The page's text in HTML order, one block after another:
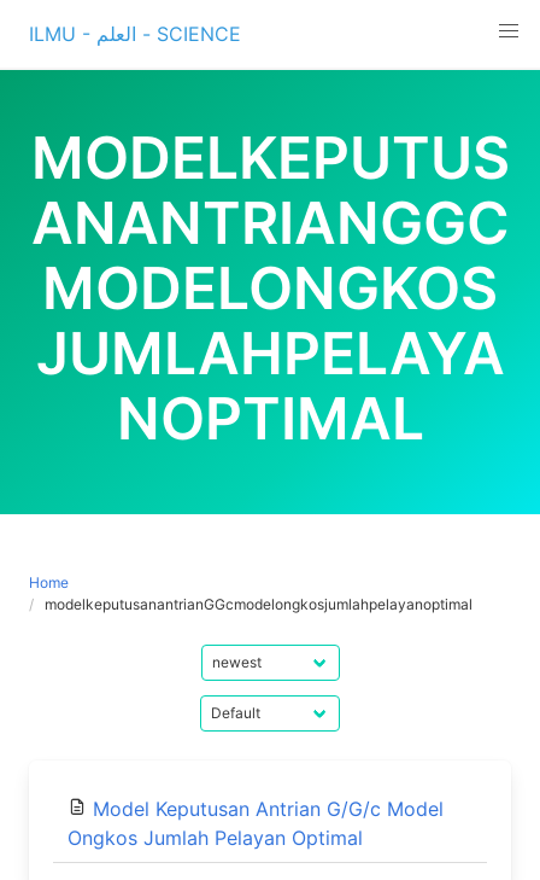
content
ILMU - العلم - SCIENCE
MODELKEPUTUS
ANANTRIANGGC
MODELONGKOS
JUMLAHPELAYA
NOPTIMAL
Home
modelkeputusanantrianGGcmodelongkosjumlahpelayanoptimal
Model Keputusan Antrian G/G/c Model
Ongkos Jumlah Pelayan Optimal